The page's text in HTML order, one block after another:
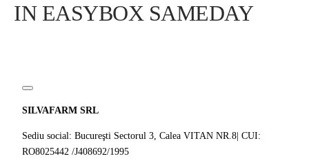
IN EASYBOX SAMEDAY
SILVAFARM SRL
Sediu social: Bucureşti Sectorul 3, Calea VITAN NR.8| CUI:
RO8025442 /J408692/1995